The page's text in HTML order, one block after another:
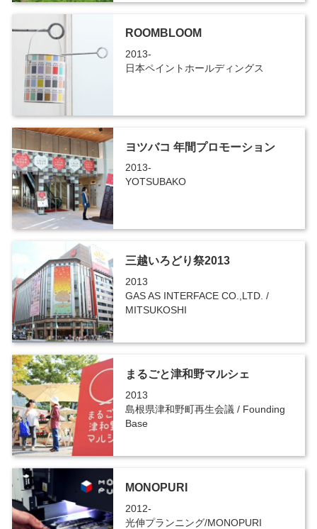
ROOMBLOOM
2013-
日本ペイントホールディングス
ヨツバコ 年間プロモーション
2013-
YOTSUBAKO
三越いろどり祭2013
2013
GAS AS INTERFACE CO.,LTD. /
MITSUKOSHI
まるごと津和野マルシェ
2013
島根県津和野町再生会議 / Founding
Base
MONOPURI
2012-
光伸プランニング/MONOPURI